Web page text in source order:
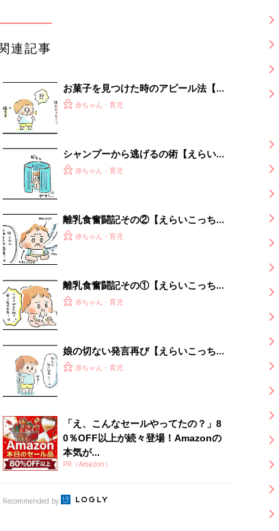
0％OFF以上が続々登場！Amazonの
本気が...
PR（Amazon）
離乳食はいつから？進め方は？「たまひよ きほんの離
授乳の悩みや初めての離乳食作りに役立つ
子育てとお金
妊娠・出産・育児にかかる費用やもらえる補助
金・助成金を解説